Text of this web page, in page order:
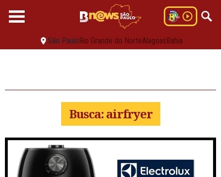
São PauloRio Grande do NorteAlagoasBahia
Busca: airfryer